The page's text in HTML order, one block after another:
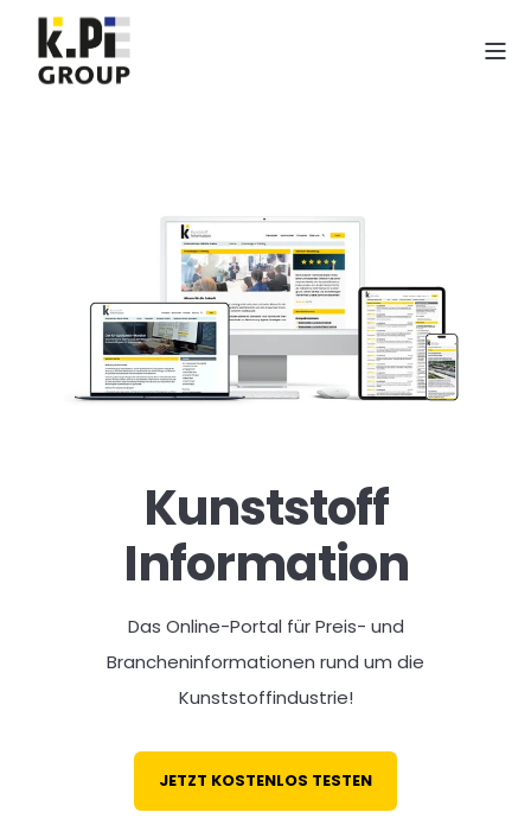
Kunststoff
Information
Das Online-Portal für Preis- und
Brancheninformationen rund um die
Kunststoffindustrie!
JETZT KOSTENLOS TESTEN